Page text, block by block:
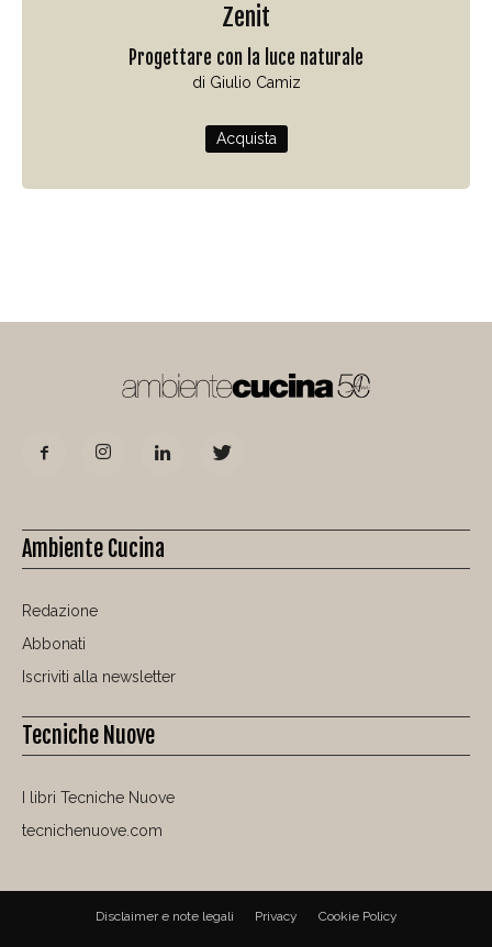
Zenit
Progettare con la luce naturale
di Giulio Camiz
Acquista
Ambiente Cucina
Redazione
Abbonati
Iscriviti alla newsletter
Tecniche Nuove
I libri Tecniche Nuove
tecnichenuove.com
Disclaimer e note legali Privacy Cookie Policy